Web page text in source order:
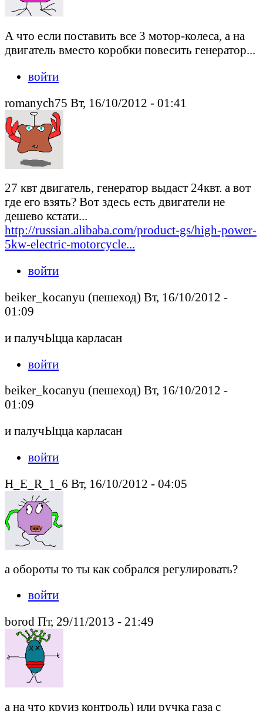
А что если поставить все 3 мотор-колеса, а на
двигатель вместо коробки повесить генератор...
войти
romanych75 Вт, 16/10/2012 - 01:41
27 квт двигатель, генератор выдаст 24квт. а вот
где его взять? Вот здесь есть двигатели не
дешево кстати...
http://russian.alibaba.com/product-gs/high-power-
5kw-electric-motorcycle...
войти
beiker_kocanyu (пешеход) Вт, 16/10/2012 -
01:09
и палучЫцца карласан
войти
beiker_kocanyu (пешеход) Вт, 16/10/2012 -
01:09
и палучЫцца карласан
войти
H_E_R_1_6 Вт, 16/10/2012 - 04:05
а обороты то ты как собрался регулировать?
войти
borod Пт, 29/11/2013 - 21:49
а на что круиз контроль) или ручка газа с